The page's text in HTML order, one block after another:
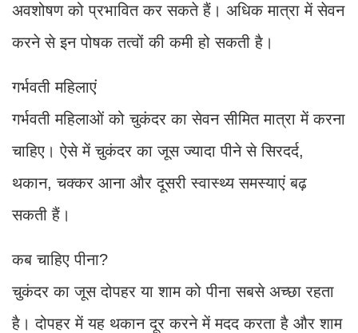
अवशोषण को प्रभावित कर सकते हैं। अधिक मात्रा में सेवन
करने से इन पोषक तत्वों की कमी हो सकती है।
गर्भवती महिलाएं
गर्भवती महिलाओं को चुकंदर का सेवन सीमित मात्रा में करना
चाहिए। ऐसे में चुकंदर का जूस ज्यादा पीने से सिरदर्द,
थकान, चक्कर आना और दूसरी स्वास्थ्य समस्याएं बढ़
सकती हैं।
कब चाहिए पीना?
चुकंदर का जूस दोपहर या शाम को पीना सबसे अच्छा रहता
है। दोपहर में यह थकान दूर करने में मदद करता है और शाम